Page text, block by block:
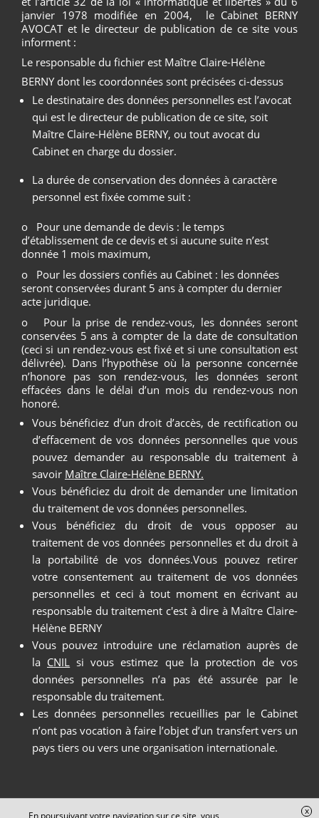
janvier 1978 modifiée en 2004, le Cabinet BERNY
AVOCAT et le directeur de publication de ce site vous
informent :
Le responsable du fichier est Maître Claire-Hélène
BERNY dont les coordonnées sont précisées ci-dessus
Le destinataire des données personnelles est l’avocat
qui est le directeur de publication de ce site, soit
Maître Claire-Hélène BERNY, ou tout avocat du
Cabinet en charge du dossier.
La durée de conservation des données à caractère
personnel est fixée comme suit :
o Pour une demande de devis : le temps
d’établissement de ce devis et si aucune suite n’est
donnée 1 mois maximum,
o Pour les dossiers confiés au Cabinet : les données
seront conservées durant 5 ans à compter du dernier
acte juridique.
o Pour la prise de rendez-vous, les données seront
conservées 5 ans à compter de la date de consultation
(ceci si un rendez-vous est fixé et si une consultation est
délivrée). Dans l’hypothèse où la personne concernée
n’honore pas son rendez-vous, les données seront
effacées dans le délai d’un mois du rendez-vous non
honoré.
Vous bénéficiez d’un droit d’accès, de rectification ou
d’effacement de vos données personnelles que vous
pouvez demander au responsable du traitement à
savoir Maître Claire-Hélène BERNY.
Vous bénéficiez du droit de demander une limitation
du traitement de vos données personnelles.
Vous bénéficiez du droit de vous opposer au
traitement de vos données personnelles et du droit à
la portabilité de vos données.Vous pouvez retirer
votre consentement au traitement de vos données
personnelles et ceci à tout moment en écrivant au
responsable du traitement c'est à dire à Maître Claire-
Hélène BERNY
Vous pouvez introduire une réclamation auprès de
la CNIL si vous estimez que la protection de vos
données personnelles n’a pas été assurée par le
responsable du traitement.
Les données personnelles recueillies par le Cabinet
n’ont pas vocation à faire l’objet d’un transfert vers un
pays tiers ou vers une organisation internationale.
En poursuivant votre navigation sur ce site, vous x